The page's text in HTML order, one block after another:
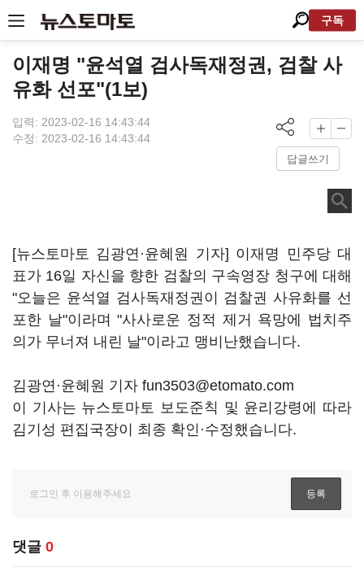
구독
이재명 "윤석열 검사독재정권, 검찰 사
유화 선포"(1보)
입력: 2023-02-16 14:43:44
수정: 2023-02-16 14:43:44
답글쓰기
[뉴스토마토 김광연·윤혜원 기자] 이재명 민주당 대
표가 16일 자신을 향한 검찰의 구속영장 청구에 대해
"오늘은 윤석열 검사독재정권이 검찰권 사유화를 선
포한 날"이라며 "사사로운 정적 제거 욕망에 법치주
의가 무너져 내린 날"이라고 맹비난했습니다.
김광연·윤혜원 기자 fun3503@etomato.com
이 기사는 뉴스토마토 보도준칙 및 윤리강령에 따라
김기성 편집국장이 최종 확인·수정했습니다.
댓글 0